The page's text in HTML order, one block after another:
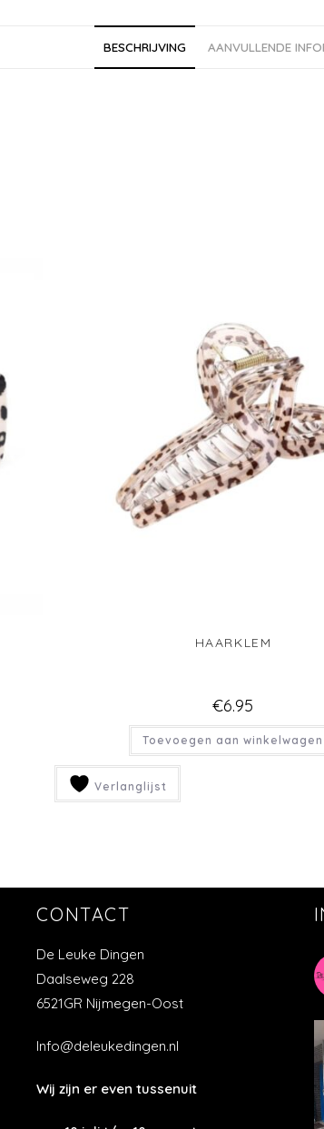
BESCHRIJVING AANVULLENDE
HAARKLEM
€6.95
Toevoegen aan winkelwagen
Verlanglijst
CONTACT
De Leuke Dingen
Daalseweg 228
6521GR Nijmegen-Oost
Info@deleukedingen.nl
Wij zijn er even tussenuit
INSCHRIJVEN